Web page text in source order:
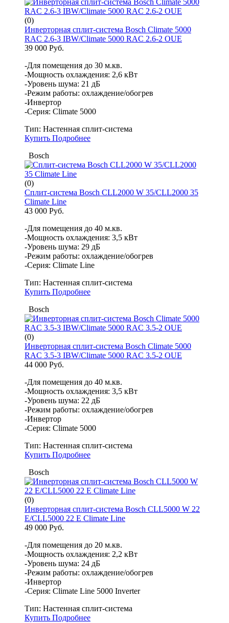
(0)
Инверторная сплит-система Bosch Climate 5000
RAC 2.6-3 IBW/Climate 5000 RAC 2.6-2 OUE
39 000 Руб.
-Для помещения до 30 м.кв.
-Мощность охлаждения: 2,6 кВт
-Уровень шума: 21 дБ
-Режим работы: охлаждение/обогрев
-Инвертор
-Серия: Climate 5000
Тип: Настенная сплит-система
Купить Подробнее
Bosch
(0)
Сплит-система Bosch CLL2000 W 35/CLL2000 35
Climate Line
43 000 Руб.
-Для помещения до 40 м.кв.
-Мощность охлаждения: 3,5 кВт
-Уровень шума: 29 дБ
-Режим работы: охлаждение/обогрев
-Серия: Climate Line
Тип: Настенная сплит-система
Купить Подробнее
Bosch
(0)
Инверторная сплит-система Bosch Climate 5000
RAC 3.5-3 IBW/Climate 5000 RAC 3.5-2 OUE
44 000 Руб.
-Для помещения до 40 м.кв.
-Мощность охлаждения: 3,5 кВт
-Уровень шума: 22 дБ
-Режим работы: охлаждение/обогрев
-Инвертор
-Серия: Climate 5000
Тип: Настенная сплит-система
Купить Подробнее
Bosch
(0)
Инверторная сплит-система Bosch CLL5000 W 22
E/CLL5000 22 E Climate Line
49 000 Руб.
-Для помещения до 20 м.кв.
-Мощность охлаждения: 2,2 кВт
-Уровень шума: 24 дБ
-Режим работы: охлаждение/обогрев
-Инвертор
-Серия: Climate Line 5000 Inverter
Тип: Настенная сплит-система
Купить Подробнее